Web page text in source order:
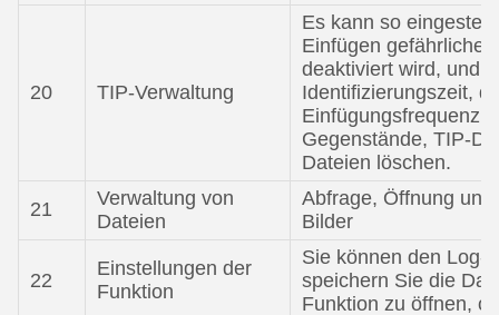
20 TIP-Verwaltung
Es kann so
Einfügen
deaktiviert wird, und
Identifizierungszeit,
Einfügungsfrequenz,
Gegenstände, TIP-
Dateien löschen.
21
Verwaltung von
Dateien
Abfrage, Öffnung
Bilder
22
Einstellungen der
Funktion
Sie können den Log-
speichern Sie die
Funktion zu öffnen,